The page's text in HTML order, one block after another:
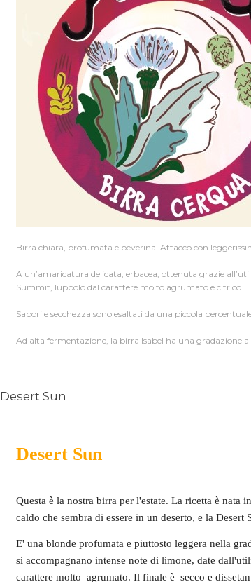
Birra chiara, profumata e beverina. Attacco con
A un’amaricatura delicata, erbacea, ottenuta grazie
Summit, luppolo dal carattere molto agrumato e citrico.
Sapori e secchezza sono esaltati da una piccola
Ad alta fermentazione, la birra Isabel ha una gradazione
Desert Sun
Desert Sun
Questa è la nostra birra per l'estate. La ricetta è
caldo che sembra di essere in un deserto, e la Desert
E' una blonde profumata e piuttosto leggera nella
si accompagnano intense note di limone, date
carattere molto agrumato. Il finale è secco e